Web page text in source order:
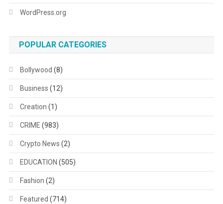
WordPress.org
POPULAR CATEGORIES
Bollywood (8)
Business (12)
Creation (1)
CRIME (983)
Crypto News (2)
EDUCATION (505)
Fashion (2)
Featured (714)